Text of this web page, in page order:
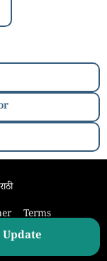
Terms